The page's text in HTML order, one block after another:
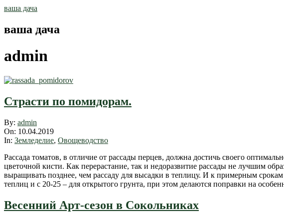
Skip
ваша дача
ваша дача
admin
Страсти по помидорам.
2019-
04-
10
By: admin
On: 10.04.2019
In: Земледелие, Овощеводство
Рассада томатов, в отличие от рассады перцев, должна достичь своего
цветочной кисти. Как перерастание, так и недоразвитие рассады не лучшим
выращивать позднее, чем рассаду для высадки в теплицу. И к примерным
теплиц и с 20-25 – для открытого грунта, при этом делаются поправки на
Весенний Арт-сезон в Сокольниках